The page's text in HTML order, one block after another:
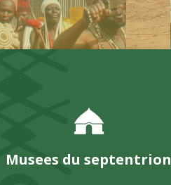
Musees du septentrion